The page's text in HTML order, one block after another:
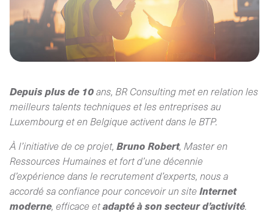
Depuis plus de 10ans, BR Consulting met en relation les
meilleurs talents techniques et les entreprises au
Luxembourg et en Belgique activent dans le BTP.
À l’initiative de ce projet, Bruno Robert, Master en
Ressources Humaines et fort d’une décennie
d’expérience dans le recrutement d’experts, nous a
accordé sa confiance pour concevoir un site Internet
moderne, efficace etadapté à son secteur d’activité.